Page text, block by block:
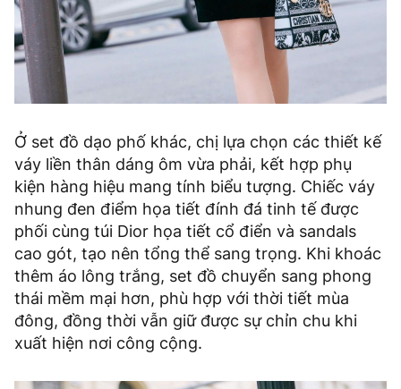
Ở set đồ dạo phố khác, chị lựa chọn các thiết kế
váy liền thân dáng ôm vừa phải, kết hợp phụ
kiện hàng hiệu mang tính biểu tượng. Chiếc váy
nhung đen điểm họa tiết đính đá tinh tế được
phối cùng túi Dior họa tiết cổ điển và sandals
cao gót, tạo nên tổng thể sang trọng. Khi khoác
thêm áo lông trắng, set đồ chuyển sang phong
thái mềm mại hơn, phù hợp với thời tiết mùa
đông, đồng thời vẫn giữ được sự chỉn chu khi
xuất hiện nơi công cộng.